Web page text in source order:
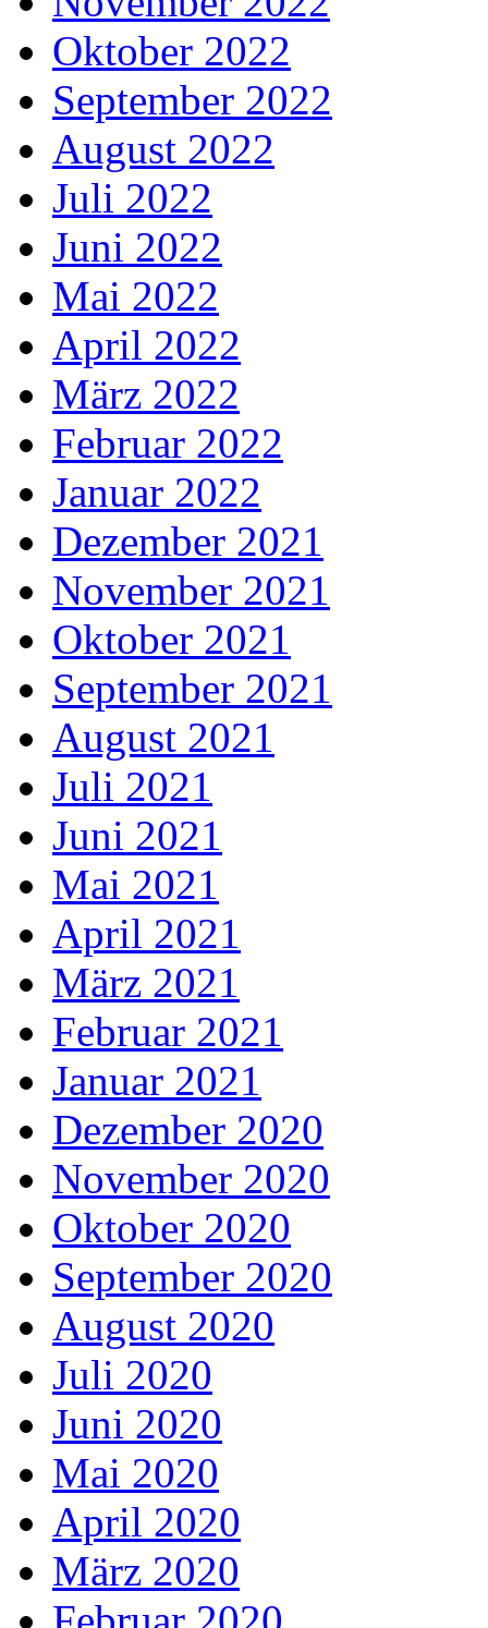
Oktober 2022
September 2022
August 2022
Juli 2022
Juni 2022
Mai 2022
April 2022
März 2022
Februar 2022
Januar 2022
Dezember 2021
November 2021
Oktober 2021
September 2021
August 2021
Juli 2021
Juni 2021
Mai 2021
April 2021
März 2021
Februar 2021
Januar 2021
Dezember 2020
November 2020
Oktober 2020
September 2020
August 2020
Juli 2020
Juni 2020
Mai 2020
April 2020
März 2020